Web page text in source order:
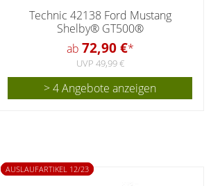
Technic 42138 Ford Mustang
Shelby® GT500®
ab 72,90 €*
UVP 49,99 €
> 4 Angebote anzeigen
AUSLAUFARTIKEL 12/23